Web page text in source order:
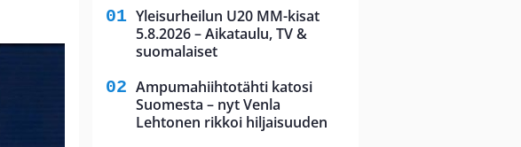
Yleisurheilun U20 MM-kisat
5.8.2026 – Aikataulu, TV &
suomalaiset
Ampumahiihtotähti katosi
Suomesta – nyt Venla
Lehtonen rikkoi hiljaisuuden